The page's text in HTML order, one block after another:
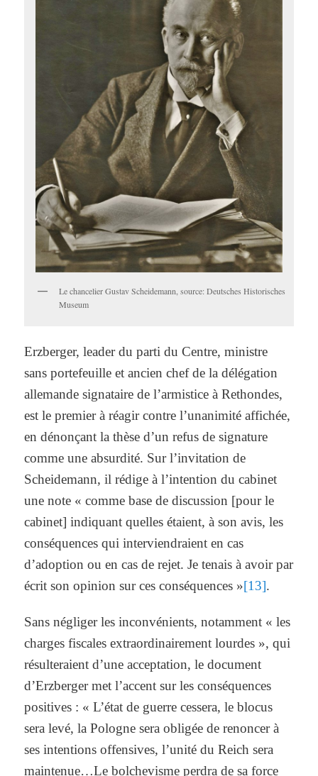
Le chancelier Gustav Scheidemann, source: Deutsches Historisches
Museum
Erzberger, leader du parti du Centre, ministre
sans portefeuille et ancien chef de la délégation
allemande signataire de l’armistice à Rethondes,
est le premier à réagir contre l’unanimité affichée,
en dénonçant la thèse d’un refus de signature
comme une absurdité. Sur l’invitation de
Scheidemann, il rédige à l’intention du cabinet
une note « comme base de discussion [pour le
cabinet] indiquant quelles étaient, à son avis, les
conséquences qui interviendraient en cas
d’adoption ou en cas de rejet. Je tenais à avoir par
écrit son opinion sur ces conséquences »[13].
Sans négliger les inconvénients, notamment « les
charges fiscales extraordinairement lourdes », qui
résulteraient d’une acceptation, le document
d’Erzberger met l’accent sur les conséquences
positives : « L’état de guerre cessera, le blocus
sera levé, la Pologne sera obligée de renoncer à
ses intentions offensives, l’unité du Reich sera
maintenue…Le bolchevisme perdra de sa force